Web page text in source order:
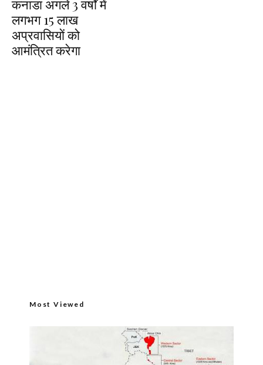
कनाडा अगले 3 वर्षों में
लगभग 15 लाख
अप्रवासियों को
आमंत्रित करेगा
Most Viewed